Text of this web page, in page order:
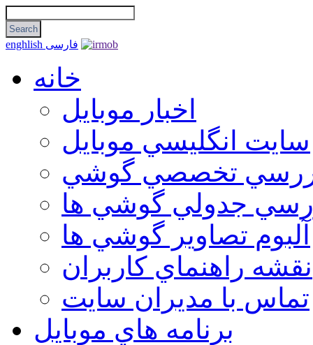
enghlish فارسی
خانه
اخبار موبایل
سايت انگليسي موبايل
تخصصي گوشي
جدولي گوشي ها
آلبوم تصاوير گوشي ها
نقشه راهنماي كاربران
تماس با مديران سايت
برنامه هاي موبايل